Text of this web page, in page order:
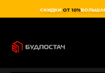
СКИДКИ ОТ 10%